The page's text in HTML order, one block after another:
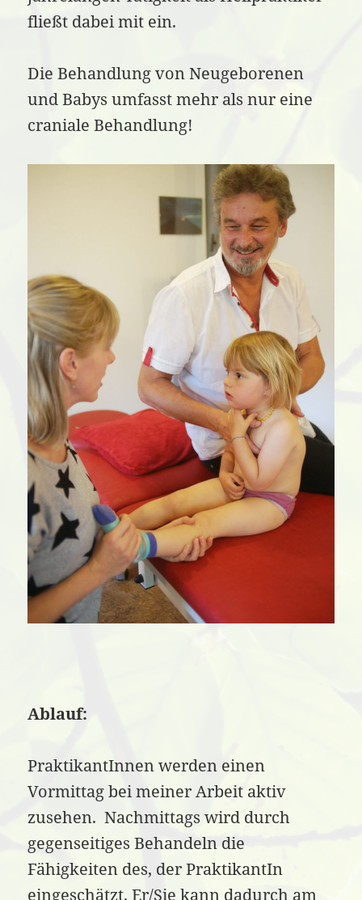
fließt dabei mit ein.
Die Behandlung von Neugeborenen
und Babys umfasst mehr als nur eine
craniale Behandlung!
Ablauf:
PraktikantInnen werden einen
Vormittag bei meiner Arbeit aktiv
zusehen. Nachmittags wird durch
gegenseitiges Behandeln die
Fähigkeiten des, der PraktikantIn
eingeschätzt. Er/Sie kann dadurch am